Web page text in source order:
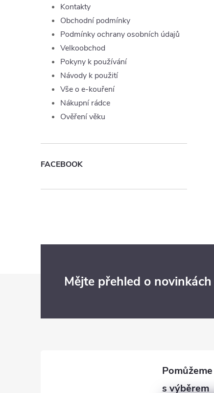
Kontakty
Obchodní podmínky
Podmínky ochrany osobních údajů
Velkoobchod
Pokyny k používání
Návody k použití
Vše o e-kouření
Nákupní rádce
Ověření věku
FACEBOOK
Mějte přehled o novinkách